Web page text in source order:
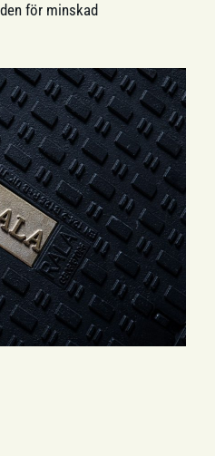
för minskad